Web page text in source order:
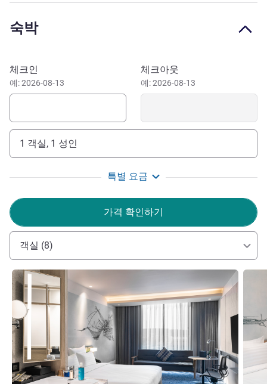
From Novotel Bangkok Future Park Rangsit, you can reach
Ayutthaya, and the Don Mueang International Airport with
ease.
무앙통타니, 그리고 방콕 북부로 연결되는 주요 고속도로까
지 편리하게 이동할 수 있는 위치에 있습니다.
Situated five minutes away from one of the largest
Future Park Rangsit, is the perfect place for business or
family travelers to work, play or just relax.
Pierre Yves VIOU 호텔 관리
숙박
이 호텔 예약하기
체크인
예: 2026-08-13
체크아웃
예: 2026-08-13
1 객실, 1 성인
특별 요금
가격 확인하기
객실 (8)
세부 정보 보기 세부